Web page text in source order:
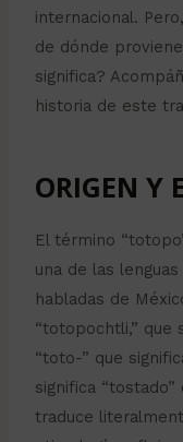
internacional.
de dónde
significa?
historia de este
ORIGEN Y
El término
una de las
habladas de
“totopochtli,” que
“toto-” que
significa “tostado”
traduce